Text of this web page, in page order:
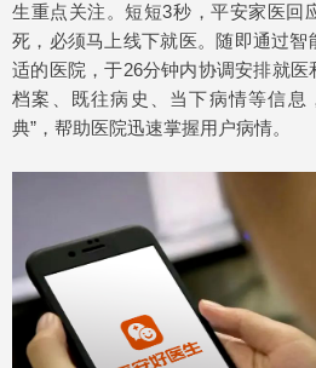
生重点关注。短短3秒，平安家医回
死，必须马上线下就医。随即通过智
适的医院，于26分钟内协调安排就
档案、既往病史、当下病情等信息
典”，帮助医院迅速掌握用户病情。